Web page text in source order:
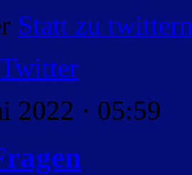
Statt zu
Twitter
2022 · 05:59